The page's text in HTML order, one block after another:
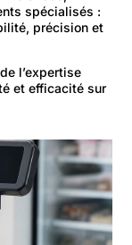
spécialisés :
précision et
l’expertise
et efficacité sur